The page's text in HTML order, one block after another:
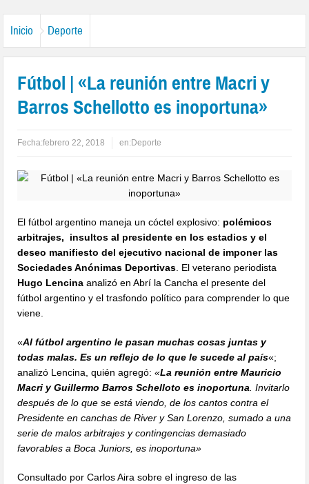
Inicio Deporte
Fútbol | «La reunión entre Macri y
Barros Schellotto es inoportuna»
Fecha:febrero 22, 2018 en:Deporte
El fútbol argentino maneja un cóctel explosivo: polémicos
arbitrajes, insultos al presidente en los estadios y el
deseo manifiesto del ejecutivo nacional de imponer las
Sociedades Anónimas Deportivas . El veterano periodista
Hugo Lencina analizó en Abrí la Cancha el presente del
fútbol argentino y el trasfondo político para comprender lo que
viene.
«Al fútbol argentino le pasan muchas cosas juntas y
todas malas. Es un reflejo de lo que le sucede al país«;
analizó Lencina, quién agregó:«La reunión entre Mauricio
Macri y Guillermo Barros Schelloto es inoportuna . Invitarlo
después de lo que se está viendo, de los cantos contra el
Presidente en canchas de River y San Lorenzo, sumado a una
serie de malos arbitrajes y contingencias demasiado
favorables a Boca Juniors, es inoportuna»
Consultado por Carlos Aira sobre el ingreso de las